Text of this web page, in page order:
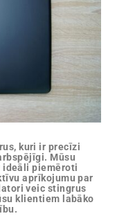
kuri ir precīzi
Mūsu
ideāli piemēroti
aprīkojumu par
veic stingrus
klientiem labāko